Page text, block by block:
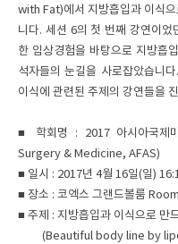
with Fat)에서 지방흡입과 이식
니다. 세션 6의 첫 번째 강연이
한 임상경험을 바탕으로 지방흡
석자들의 눈길을 사로잡았습니
이식에 관련된 주제의 강연들을
■ 학회명 : 2017 아시아국제
Surgery & Medicine, AFAS)
■ 일시 : 2017년 4월 16일(일)
■ 장소 : 코엑스 그랜드볼룸
■ 주제 : 지방흡입과 이식으로 만
(Beautiful body line by